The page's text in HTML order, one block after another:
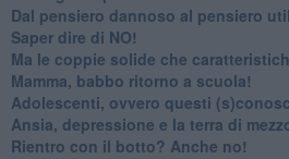
​Dal pensiero dannoso al pensiero
​Saper dire di NO!
​Ma le coppie solide che
​Mamma, babbo ritorno a scuola!
Adolescenti, ovvero questi
Ansia, depressione e la terra di
​Rientro con il botto? Anche no!